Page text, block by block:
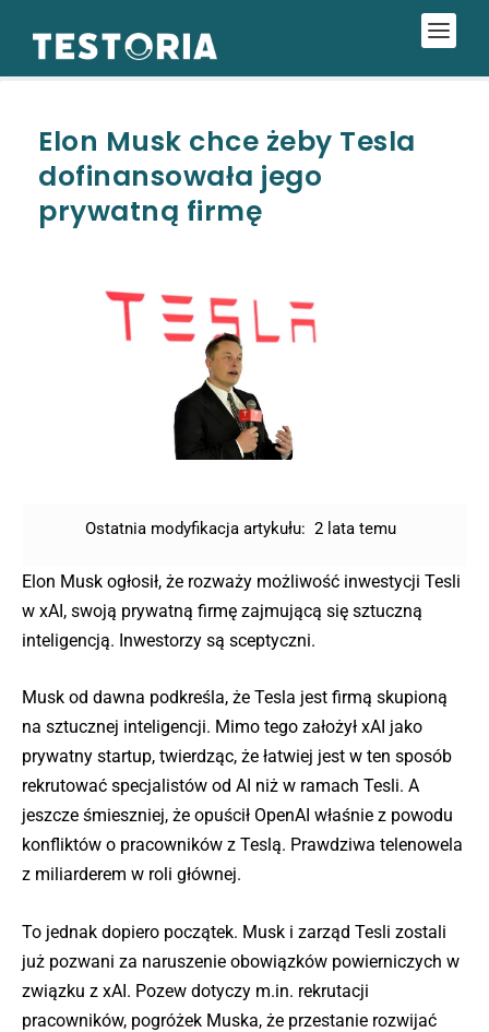
Elon Musk chce żeby Tesla
dofinansowała jego
prywatną firmę
Ostatnia modyfikacja artykułu: 2 lata temu
Elon Musk ogłosił, że rozważy możliwość inwestycji Tesli
w xAI, swoją prywatną firmę zajmującą się sztuczną
inteligencją. Inwestorzy są sceptyczni.
Musk od dawna podkreśla, że Tesla jest firmą skupioną
na sztucznej inteligencji. Mimo tego założył xAI jako
prywatny startup, twierdząc, że łatwiej jest w ten sposób
rekrutować specjalistów od AI niż w ramach Tesli. A
jeszcze śmieszniej, że opuścił OpenAI właśnie z powodu
konfliktów o pracowników z Teslą. Prawdziwa telenowela
z miliarderem w roli głównej.
To jednak dopiero początek. Musk i zarząd Tesli zostali
już pozwani za naruszenie obowiązków powierniczych w
związku z xAI. Pozew dotyczy m.in. rekrutacji
pracowników, pogróżek Muska, że przestanie rozwijać